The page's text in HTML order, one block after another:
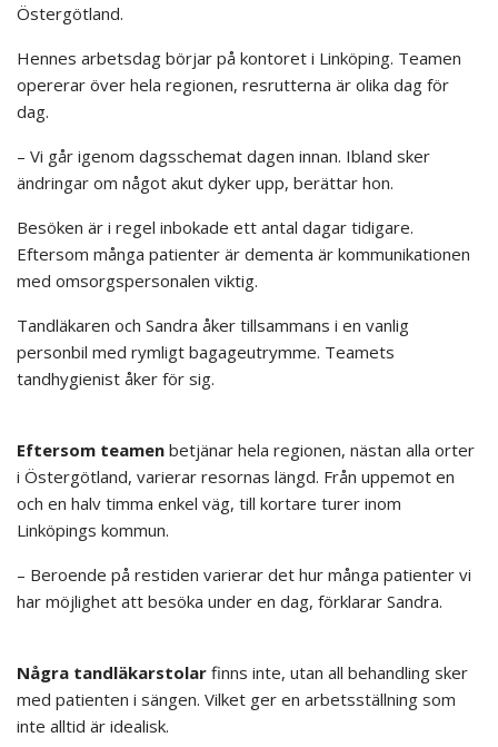
Östergötland.
Hennes arbetsdag börjar på kontoret i Linköping. Teamen
opererar över hela regionen, resrutterna är olika dag för
dag.
– Vi går igenom dagsschemat dagen innan. Ibland sker
ändringar om något akut dyker upp, berättar hon.
Besöken är i regel inbokade ett antal dagar tidigare.
Eftersom många patienter är dementa är kommunikationen
med omsorgspersonalen viktig.
Tandläkaren och Sandra åker tillsammans i en vanlig
personbil med rymligt bagageutrymme. Teamets
tandhygienist åker för sig.
Eftersom teamen betjänar hela regionen, nästan alla orter
i Östergötland, varierar resornas längd. Från uppemot en
och en halv timma enkel väg, till kortare turer inom
Linköpings kommun.
– Beroende på restiden varierar det hur många patienter vi
har möjlighet att besöka under en dag, förklarar Sandra.
Några tandläkarstolar finns inte, utan all behandling sker
med patienten i sängen. Vilket ger en arbetsställning som
inte alltid är idealisk.